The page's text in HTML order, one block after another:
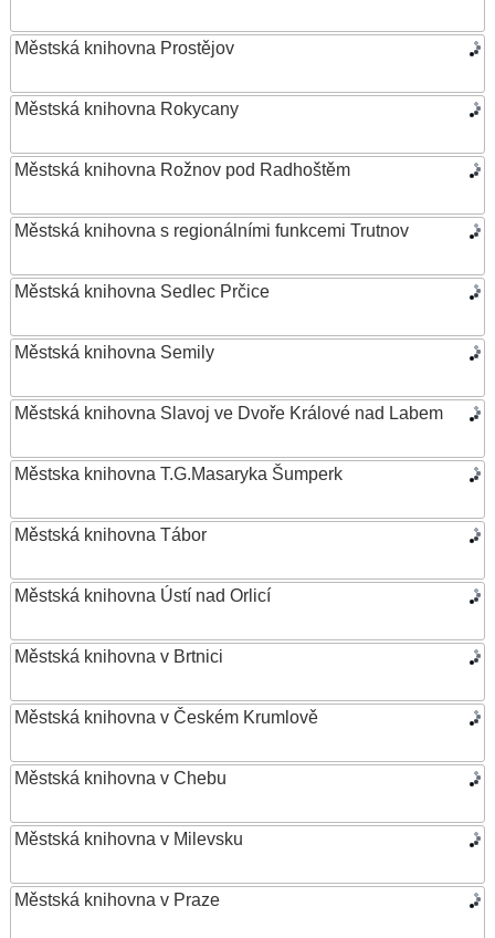
Městská knihovna Prostějov
Městská knihovna Rokycany
Městská knihovna Rožnov pod Radhoštěm
Městská knihovna s regionálními funkcemi Trutnov
Městská knihovna Sedlec Prčice
Městská knihovna Semily
Městská knihovna Slavoj ve Dvoře Králové nad Labem
Městska knihovna T.G.Masaryka Šumperk
Městská knihovna Tábor
Městská knihovna Ústí nad Orlicí
Městská knihovna v Brtnici
Městská knihovna v Českém Krumlově
Městská knihovna v Chebu
Městská knihovna v Milevsku
Městská knihovna v Praze